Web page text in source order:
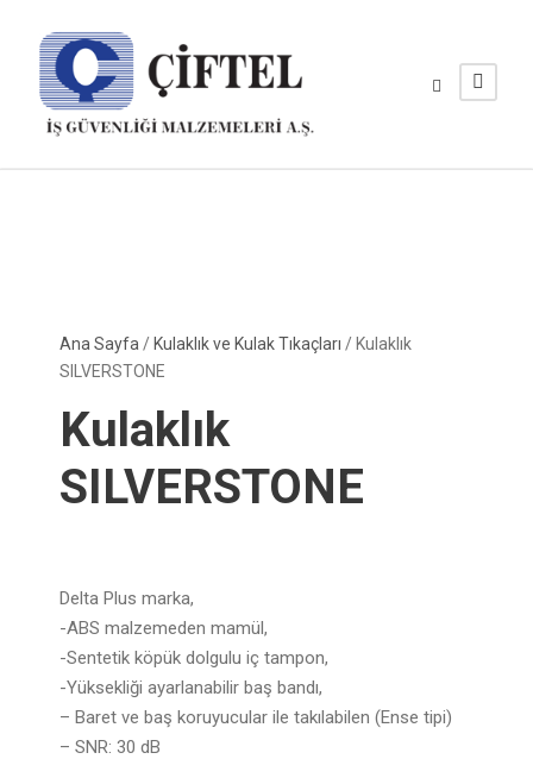
Ana Sayfa /Kulaklık ve Kulak Tıkaçları / Kulaklık
SILVERSTONE
Kulaklık
SILVERSTONE
Delta Plus marka,
-ABS malzemeden mamül,
-Sentetik köpük dolgulu iç tampon,
-Yüksekliği ayarlanabilir baş bandı,
– Baret ve baş koruyucular ile takılabilen (Ense tipi)
– SNR: 30 dB